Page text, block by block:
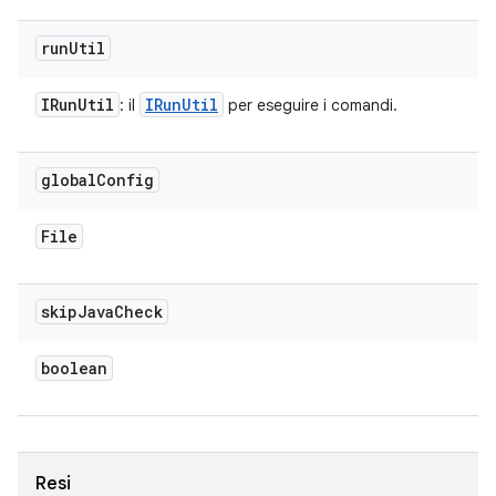
runUtil
IRunUtil : il IRunUtil per eseguire i comandi.
globalConfig
File
skipJavaCheck
boolean
Resi